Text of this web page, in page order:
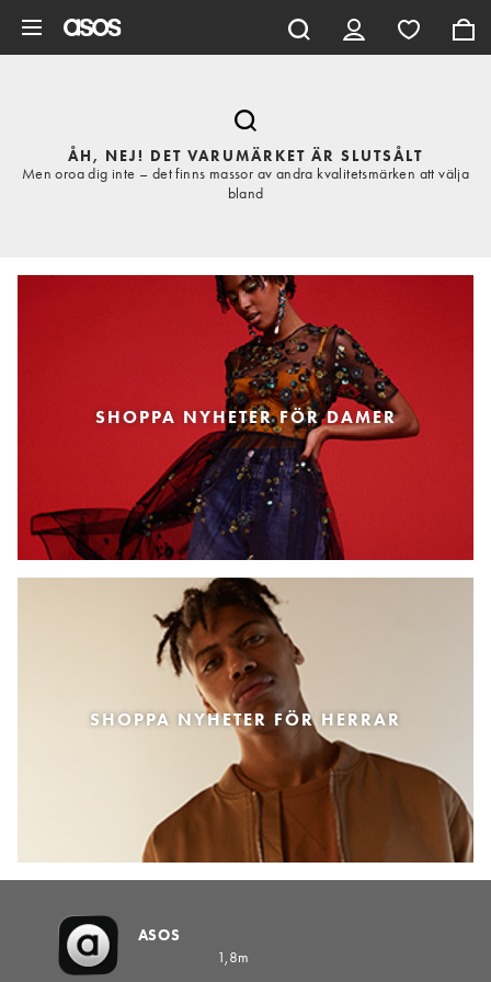
ÅH, NEJ! DET VARUMÄRKET ÄR SLUTSÅLT
Men oroa dig inte – det finns massor av andra kvalitetsmärken att välja
bland
SHOPPA NYHETER FÖR DAMER
SHOPPA NYHETER FÖR HERRAR
ASOS
1,8m